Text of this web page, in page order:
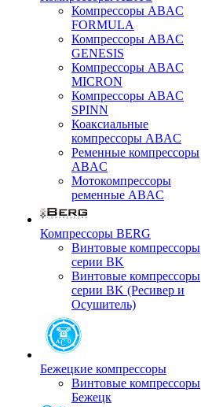
Компрессоры ABAC
FORMULA
Компрессоры ABAC
GENESIS
Компрессоры ABAC
MICRON
Компрессоры ABAC
SPINN
Коаксиальные
компрессоры ABAC
Ременные компрессоры
ABAC
Мотокомпрессоры
ременные ABAC
Компрессоры BERG
Винтовые компрессоры
серии BK
Винтовые компрессоры
серии BK (Ресивер и
Осушитель)
Бежецкие компрессоры
Винтовые компрессоры
Бежецк